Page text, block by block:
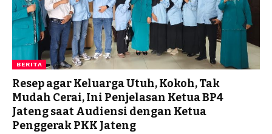
BERITA
Resep agar Keluarga Utuh, Kokoh, Tak
Mudah Cerai, Ini Penjelasan Ketua BP4
Jateng saat Audiensi dengan Ketua
Penggerak PKK Jateng